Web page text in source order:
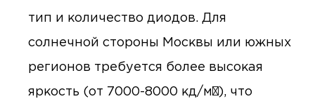
тип и количество диодов. Для
солнечной стороны Москвы или южных
регионов требуется более высокая
яркость (от 7000-8000 кд/м²), что